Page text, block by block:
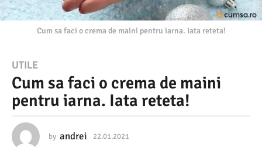
Cum sa faci o crema de maini pentru iarna. Iata reteta!
2
2
.
1
UTILE
Cum sa faci o crema de maini
pentru iarna. Iata reteta!
by andrei 22.01.2021